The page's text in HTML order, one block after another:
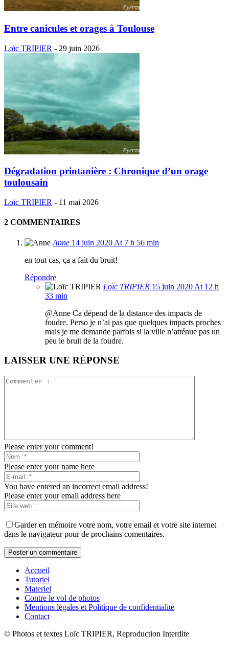
Entre canicules et orages à Toulouse
Loïc TRIPIER - 29 juin 2026
Dégradation printanière : Chronique d’un orage
toulousain
Loïc TRIPIER - 11 mai 2026
2 COMMENTAIRES
Anne 14 juin 2020 At 7 h 56 min
en tout cas, ça a fait du bruit!
Répondre
Loïc TRIPIER 15 juin 2020 At 12 h
33 min
@Anne Ca dépend de la distance des impacts de
foudre. Perso je n’ai pas que quelques impacts proches
mais je me demande parfois si la ville n’atténue pas un
peu le bruit de la foudre.
LAISSER UNE RÉPONSE
Please enter your comment!
Please enter your name here
You have entered an incorrect email address!
Please enter your email address here
Garder en mémoire votre nom, votre email et votre site internet
dans le navigateur pour de prochains comentaires.
Accueil
Tutoriel
Materiel
Contre le vol de photos
Mentions légales et Politique de confidentialité
Contact
© Photos et textes Loïc TRIPIER, Reproduction Interdite